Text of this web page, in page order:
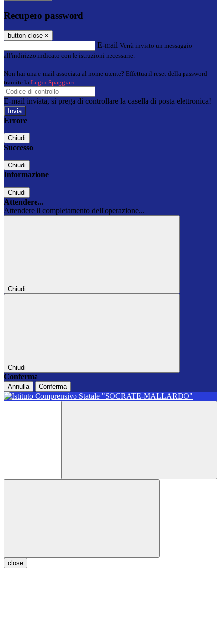
Recupero password
button close ×
E-mail Verrà inviato un messaggio
all'indirizzo indicato con le istruzioni necessarie.
Non hai una e-mail associata al nome utente? Effettua il reset della password
tramite la Login Spaggiari
E-mail inviata, si prega di controllare la casella di posta elettronica!
Errore
Chiudi
Successo
Chiudi
Informazione
Chiudi
Attendere...
Attendere il completamento dell'operazione...
Chiudi
Chiudi
Conferma
Annulla Conferma
close